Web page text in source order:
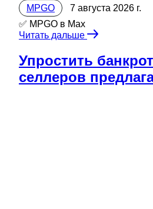
MPGO
7 августа 2026 г.
✅ MPGO в Мах
Читать дальше
Упростить
селлеров